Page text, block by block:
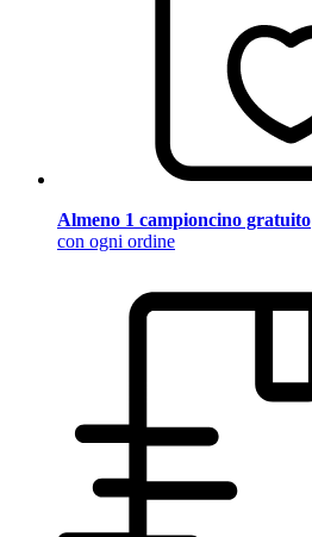
Almeno 1 campioncino gratuito
con ogni ordine